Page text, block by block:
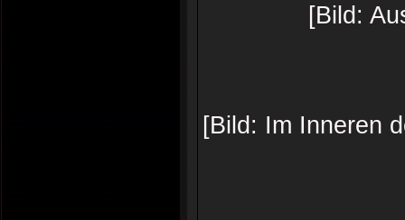
[Bild:
[Bild: Im Inneren